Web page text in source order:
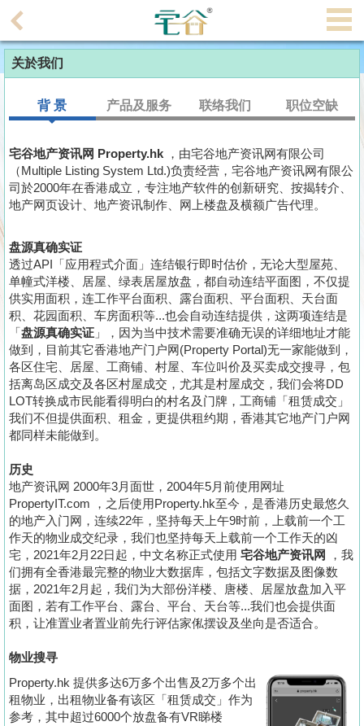
理
主
搵
楼/
成
交
主
放
盘
宅
谷
按
揭
地
博
客
地
产
新
闻
据
公
布
关於我们
背 景 产品及服务 联络我们 职位空缺
宅谷地产资讯网 Property.hk ，由宅谷地产资讯网有限公司
（Multiple Listing System Ltd.)负责经营，宅谷地产资讯网有限公
司於2000年在香港成立，专注地产软件的创新研究、按揭转介、
地产网页设计、地产资讯制作、网上楼盘及横额广告代理。
盘源真确实证
透过API「应用程式介面」连结银行即时估价，无论大型屋苑、
单幢式洋楼、居屋、绿表居屋放盘，都自动连结平面图，不仅提
供实用面积，连工作平台面积、露台面积、平台面积、天台面
积、花园面积、车房面积等...也会自动连结提供，这两项连结是
「盘源真确实证 」，因为当中技术需要准确无误的详细地址才能
做到，目前其它香港地产门户网(Property Portal)无一家能做到，
各区住宅、居屋、工商铺、村屋、车位叫价及买卖成交搜寻，包
括离岛区成交及各区村屋成交，尤其是村屋成交，我们会将DD
LOT转换成市民能看得明白的村名及门牌，工商铺「租赁成交」
我们不但提供面积、租金，更提供租约期，香港其它地产门户网
都同样未能做到。
历史
地产资讯网 2000年3月面世，2004年5月前使用网址
PropertyIT.com ，之后使用Property.hk至今，是香港历史最悠久
的地产入门网，连续22年，坚持每天上午9时前，上载前一个工
作天的物业成交纪录，我们也坚持每天上载前一个工作天的凶
宅，2021年2月22日起，中文名称正式使用 宅谷地产资讯网
，我
们拥有全香港最完整的物业大数据库，包括文字数据及图像数
据，2021年2月起，我们为大部份洋楼、唐楼、居屋放盘加入平
面图，若有工作平台、露台、平台、天台等...我们也会提供面
积，让准置业者置业前先行评估家俬摆设及坐向是否适合。
物业搜寻
Property.hk 提供多达6万多个出售及2万多个出
租物业，出租物业备有该区「租赁成交」作为
参考，其中超过6000个放盘备有VR睇楼